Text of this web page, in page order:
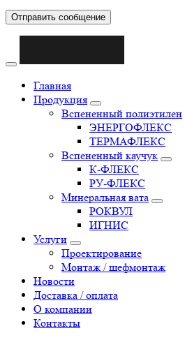
Отправить сообщение
Главная
Продукция
Вспененный полиэтилен
ЭНЕРГОФЛЕКС
ТЕРМАФЛЕКС
Вспененный каучук
К-ФЛЕКС
РУ-ФЛЕКС
Минеральная вата
РОКВУЛ
ИГНИС
Услуги
Проектирование
Монтаж / шефмонтаж
Новости
Доставка / оплата
О компании
Контакты